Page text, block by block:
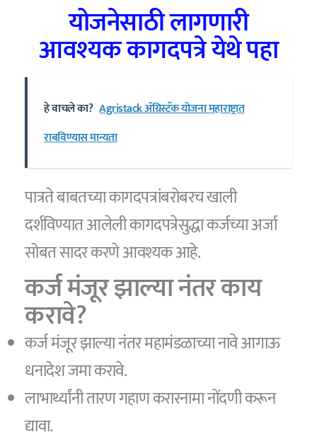
योजनेसाठी लागणारी
आवश्यक कागदपत्रे येथे पहा
हे वाचले का? Agristack ॲग्रिस्टॅक योजना महाराष्ट्रात
राबविण्यास मान्यता
पात्रते बाबतच्या कागदपत्रांबरोबरच खाली
दर्शविण्यात आलेली कागदपत्रेसुद्धा कर्जच्या अर्जा
सोबत सादर करणे आवश्यक आहे.
कर्ज मंजूर झाल्या नंतर काय
करावे?
कर्ज मंजूर झाल्या नंतर महामंडळाच्या नावे आगाऊ
धनादेश जमा करावे.
लाभार्थ्यांनी तारण गहाण करारनामा नोंदणी करून
द्यावा.